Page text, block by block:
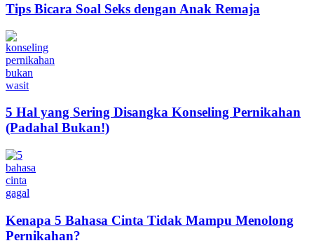
Tips Bicara Soal Seks dengan Anak Remaja
5 Hal yang Sering Disangka Konseling Pernikahan
(Padahal Bukan!)
Kenapa 5 Bahasa Cinta Tidak Mampu Menolong
Pernikahan?